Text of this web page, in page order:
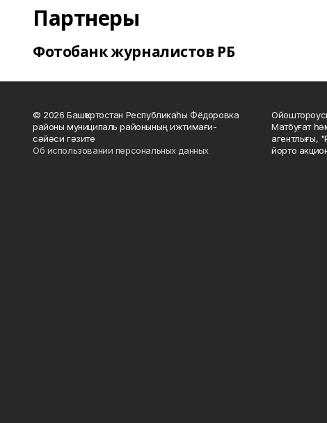
Партнеры
Фотобанк журналистов РБ
© 2026 Башҡортостан Республикаһы Фёдоровка
районы муниципаль районының ижтимағи-
сәйәси гәзите
Об использовании персональных данных
Матбуғат
агентлығы,
йорто